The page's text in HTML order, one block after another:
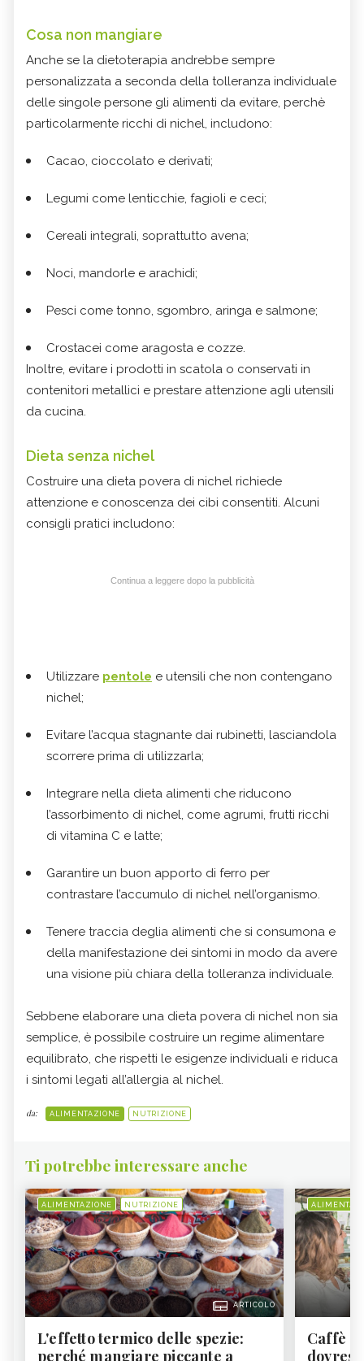
Cosa non mangiare
Anche se la dietoterapia andrebbe sempre
personalizzata a seconda della tolleranza individuale
delle singole persone gli alimenti da evitare, perchè
particolarmente ricchi di nichel, includono:
Cacao, cioccolato e derivati;
Legumi come lenticchie, fagioli e ceci;
Cereali integrali, soprattutto avena;
Noci, mandorle e arachidi;
Pesci come tonno, sgombro, aringa e salmone;
Crostacei come aragosta e cozze.
Inoltre, evitare i prodotti in scatola o conservati in
contenitori metallici e prestare attenzione agli utensili
da cucina.
Dieta senza nichel
Costruire una dieta povera di nichel richiede
attenzione e conoscenza dei cibi consentiti. Alcuni
consigli pratici includono:
Continua a leggere dopo la pubblicità
Utilizzare pentole e utensili che non contengano
nichel;
Evitare l’acqua stagnante dai rubinetti, lasciandola
scorrere prima di utilizzarla;
Integrare nella dieta alimenti che riducono
l’assorbimento di nichel, come agrumi, frutti ricchi
di vitamina C e latte;
Garantire un buon apporto di ferro per
contrastare l’accumulo di nichel nell’organismo.
Tenere traccia deglia alimenti che si consumona e
della manifestazione dei sintomi in modo da avere
una visione più chiara della tolleranza individuale.
Sebbene elaborare una dieta povera di nichel non sia
semplice, è possibile costruire un regime alimentare
equilibrato, che rispetti le esigenze individuali e riduca
i sintomi legati all’allergia al nichel.
da: ALIMENTAZIONE NUTRIZIONE
Ti potrebbe interessare anche
ALIMENTAZIONE NUTRIZIONE
ARTICOLO
L'effetto termico delle spezie:
perché mangiare piccante a
Caffè